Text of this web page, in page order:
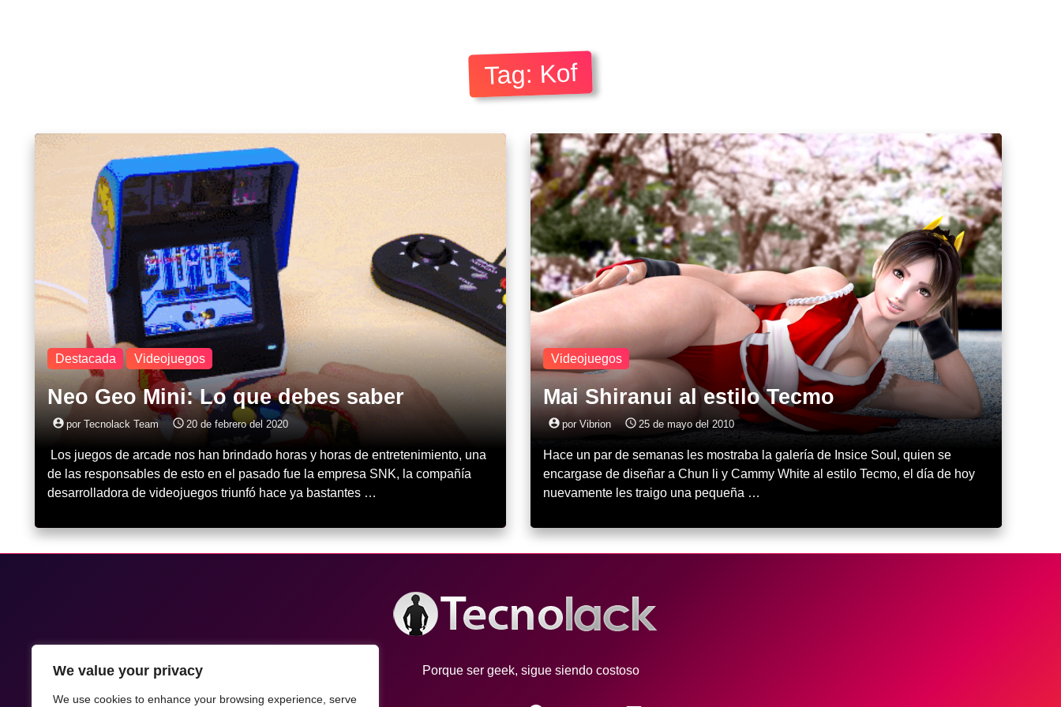
We value your privacy
We use cookies to enhance your browsing experience, serve
Tag: Kof
Destacada Videojuegos
Neo Geo Mini: Lo que debes saber
account_circle por Tecnolack Team access_time 20 de febrero del 2020
Los juegos de arcade nos han brindado horas y horas de entretenimiento, una
de las responsables de esto en el pasado fue la empresa SNK, la compañía
desarrolladora de videojuegos triunfó hace ya bastantes …
Videojuegos
Mai Shiranui al estilo Tecmo
account_circle por Vibrion access_time 25 de mayo del 2010
Hace un par de semanas les mostraba la galería de Insice Soul, quien se
encargase de diseñar a Chun li y Cammy White al estilo Tecmo, el día de hoy
nuevamente les traigo una pequeña …
Porque ser geek, sigue siendo costoso